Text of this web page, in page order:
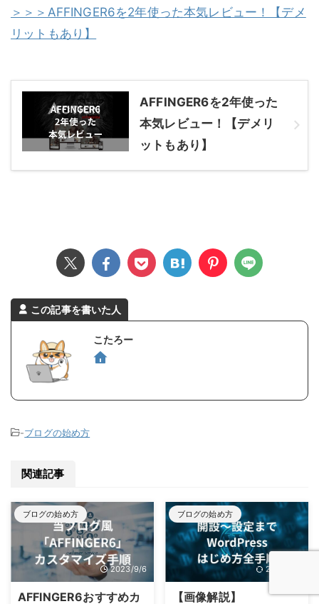
＞＞＞AFFINGER6を2年使った本気レビュー！【デメ
リットもあり】
AFFINGER6を2年使った
本気レビュー！【デメリ
ットもあり】
この記事を書いた人
こたろー
-ブログの始め方
関連記事
ブログの始め方
2023/9/6
AFFINGER6おすすめカ
ブログの始め方
2025/3/7
【画像解説】